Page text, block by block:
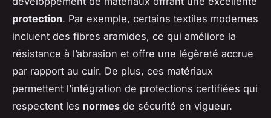
protection. Par exemple, certains textiles modernes
incluent des fibres aramides, ce qui améliore la
résistance à l’abrasion et offre une légèreté accrue
par rapport au cuir. De plus, ces matériaux
permettent l’intégration de protections certifiées qui
respectent les normes de sécurité en vigueur.